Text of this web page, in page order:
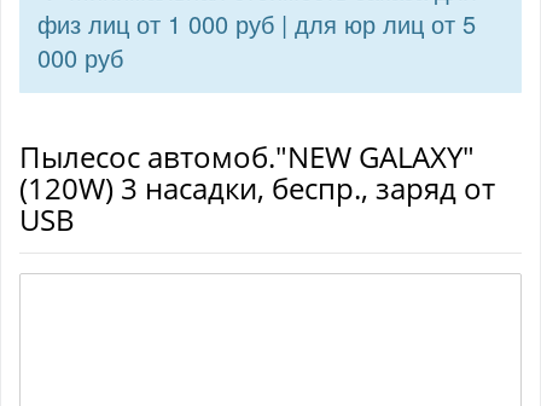
физ лиц от 1 000 руб | для юр лиц от 5
000 руб
Пылесос автомоб."NEW GALAXY"
(120W) 3 насадки, беспр., заряд от
USB